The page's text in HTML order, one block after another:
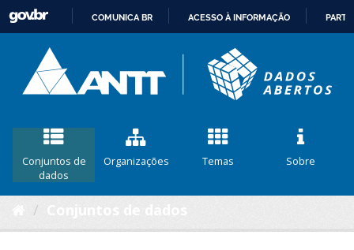
CONTEÚDO
COMUNICA BR ACESSO À INFORMAÇÃO
Conjuntos de
dados
Organizações Temas Sobre